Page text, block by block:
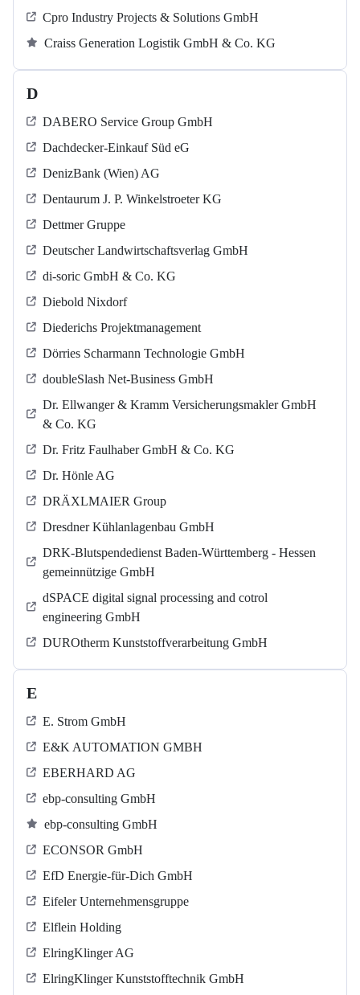
Cpro Industry Projects & Solutions GmbH
Craiss Generation Logistik GmbH & Co. KG
D
DABERO Service Group GmbH
Dachdecker-Einkauf Süd eG
DenizBank (Wien) AG
Dentaurum J. P. Winkelstroeter KG
Dettmer Gruppe
Deutscher Landwirtschaftsverlag GmbH
di-soric GmbH & Co. KG
Diebold Nixdorf
Diederichs Projektmanagement
Dörries Scharmann Technologie GmbH
doubleSlash Net-Business GmbH
Dr. Ellwanger & Kramm Versicherungsmakler GmbH
& Co. KG
Dr. Fritz Faulhaber GmbH & Co. KG
Dr. Hönle AG
DRÄXLMAIER Group
Dresdner Kühlanlagenbau GmbH
DRK-Blutspendedienst Baden-Württemberg - Hessen
gemeinnützige GmbH
dSPACE digital signal processing and cotrol
engineering GmbH
DUROtherm Kunststoffverarbeitung GmbH
E
E. Strom GmbH
E&K AUTOMATION GMBH
EBERHARD AG
ebp-consulting GmbH
ebp-consulting GmbH
ECONSOR GmbH
EfD Energie-für-Dich GmbH
Eifeler Unternehmensgruppe
Elflein Holding
ElringKlinger AG
ElringKlinger Kunststofftechnik GmbH